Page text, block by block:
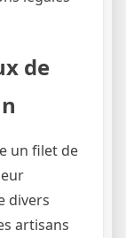
de
un filet de
divers
artisans